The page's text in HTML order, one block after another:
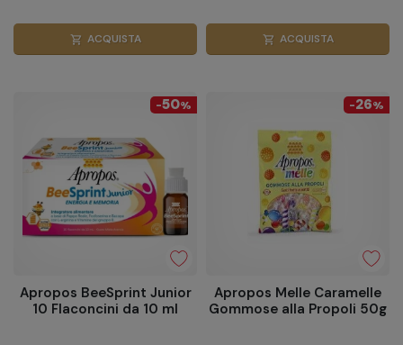
shopping_cart ACQUISTA shopping_cart ACQUISTA
-50%
Apropos BeeSprint Junior
10 Flaconcini da 10 ml
-26%
Apropos Melle Caramelle
Gommose alla Propoli 50g